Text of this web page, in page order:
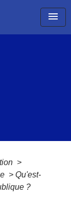
menu
>
> Qu'est-
?